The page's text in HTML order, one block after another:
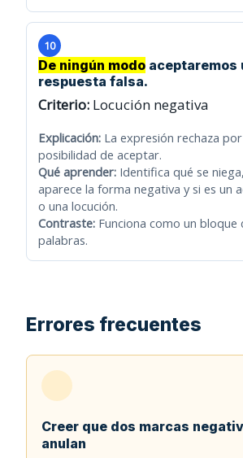
10
De ningún modo aceptaremos
respuesta falsa.
Criterio: Locución negativa
Explicación: La expresión rechaza
posibilidad de aceptar.
Qué aprender: Identifica qué se
aparece la forma negativa y si es un
o una locución.
Contraste: Funciona como un bloque
palabras.
Errores frecuentes
Creer que dos marcas
anulan